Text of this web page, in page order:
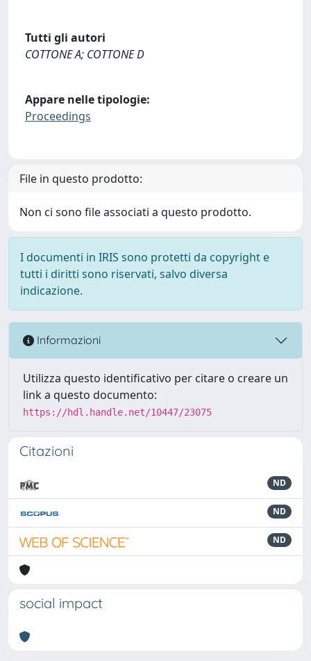
Tutti gli autori
COTTONE A; COTTONE D
Appare nelle tipologie:
Proceedings
File in questo prodotto:
Non ci sono file associati a questo prodotto.
I documenti in IRIS sono protetti da copyright e
tutti i diritti sono riservati, salvo diversa
indicazione.
Informazioni
Utilizza questo identificativo per citare o creare un
link a questo documento:
https://hdl.handle.net/10447/23075
Citazioni
ND
ND
ND
social impact